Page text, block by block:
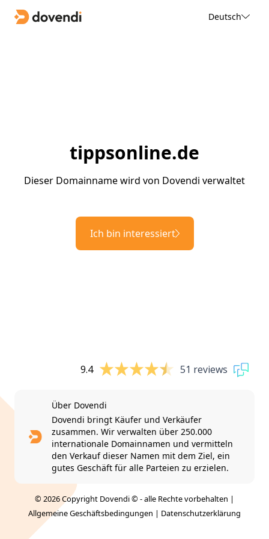
Deutsch
tippsonline.de
Dieser Domainname wird von Dovendi verwaltet
Ich bin interessiert
9.4 51 reviews
Über Dovendi
Dovendi bringt Käufer und Verkäufer
zusammen. Wir verwalten über 250.000
internationale Domainnamen und vermitteln
den Verkauf dieser Namen mit dem Ziel, ein
gutes Geschäft für alle Parteien zu erzielen.
© 2026 Copyright Dovendi © - alle Rechte vorbehalten |
Allgemeine Geschäftsbedingungen | Datenschutzerklärung